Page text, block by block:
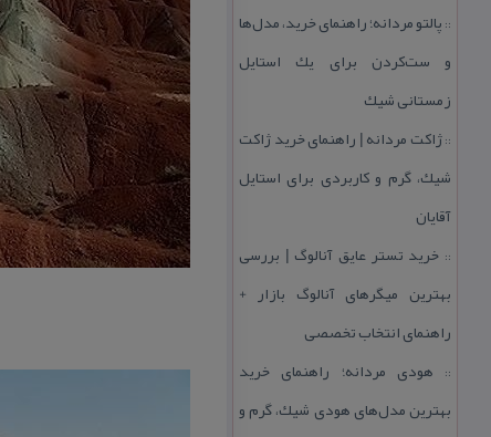
:: پالتو مردانه؛ راهنمای خرید، مدل‌ها
و ست‌كردن برای یك استایل
زمستانی شیك
::ژاكت مردانه | راهنمای خرید ژاكت
شیك، گرم و كاربردی برای استایل
آقایان
:: خرید تستر عایق آنالوگ | بررسی
بهترین میگرهای آنالوگ بازار +
راهنمای انتخاب تخصصی
:: هودی مردانه؛ راهنمای خرید
بهترین مدل‌های هودی شیك، گرم و